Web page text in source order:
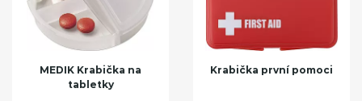
MEDIK Krabička na
tabletky
Krabička první pomoci